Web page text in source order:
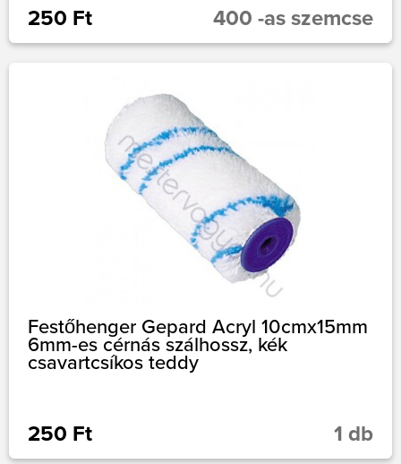
250 Ft 400 -as szemcse
Festőhenger Gepard Acryl 10cmx15mm
6mm-es cérnás szálhossz, kék
csavartcsíkos teddy
250 Ft 1 db